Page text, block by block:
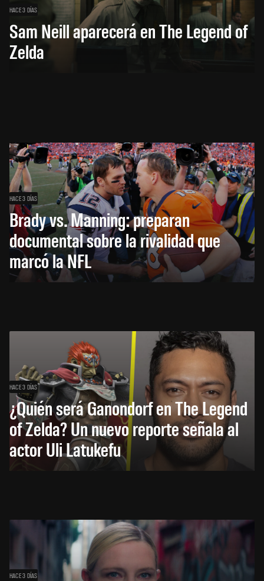
HACE 3 DÍAS
Sam Neill aparecerá en The Legend of
Zelda
HACE 3 DÍAS
Brady vs. Manning: preparan
documental sobre la rivalidad que
marcó la NFL
HACE 3 DÍAS
¿Quién será Ganondorf en The Legend
of Zelda? Un nuevo reporte señala al
actor Uli Latukefu
HACE 3 DÍAS